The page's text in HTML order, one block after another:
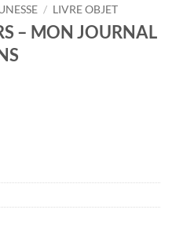
/ LIVRE OBJET
– MON JOURNAL